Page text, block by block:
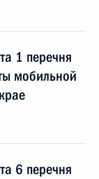
1 перечня
мобильной
6 перечня